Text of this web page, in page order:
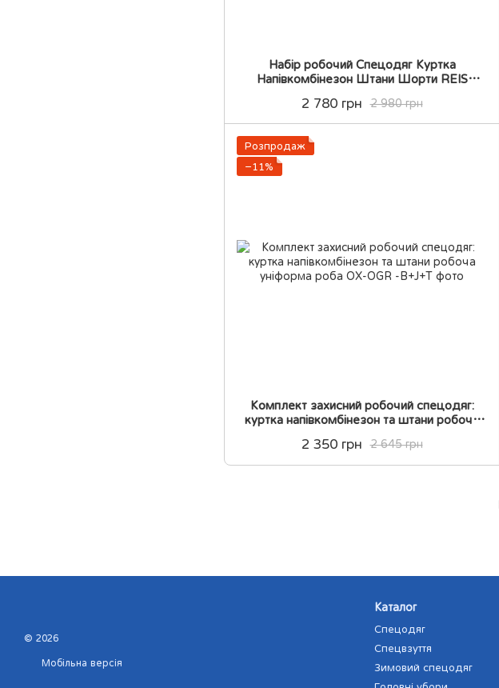
Набір робочий Спецодяг Куртка
Напівкомбінезон Штани Шорти REIS
2 980 грн
2 780 грн
Розпродаж
−11%
Комплект захисний робочий спецодяг:
куртка напівкомбінезон та штани робоча
2 645 грн
2 350 грн
© 2026
Мобільна версія
Каталог
Спецодяг
Спецвзуття
Зимовий спецодяг